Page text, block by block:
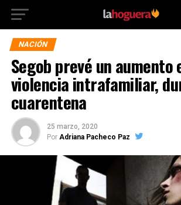
NACIÓN
Segob prevé un aumento
violencia intrafamiliar,
cuarentena
25 marzo, 2020
Por Adriana Pacheco Paz